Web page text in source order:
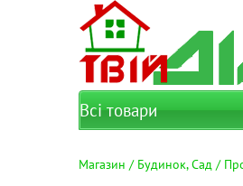
Всі товари
Магазин Будинок, Сад